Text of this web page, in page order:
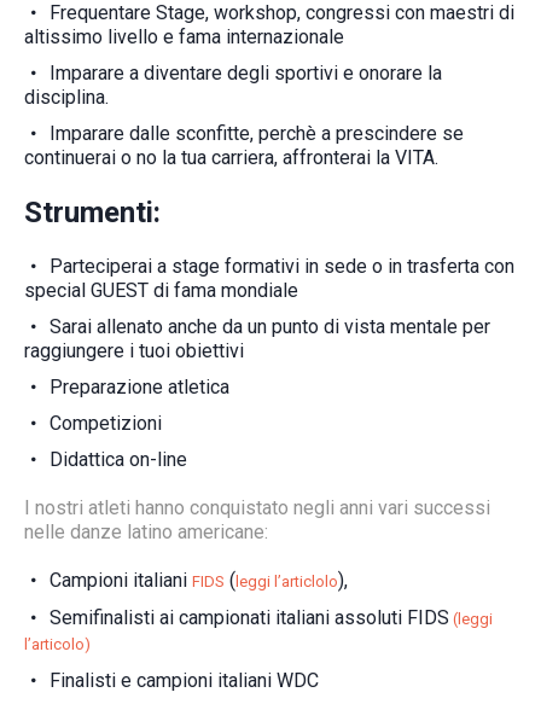
Frequentare Stage, workshop, congressi con maestri di
altissimo livello e fama internazionale
Imparare a diventare degli sportivi e onorare la
disciplina.
Imparare dalle sconfitte, perchè a prescindere se
continuerai o no la tua carriera, affronterai la VITA.
Strumenti:
Parteciperai a stage formativi in sede o in trasferta con
special GUEST di fama mondiale
Sarai allenato anche da un punto di vista mentale per
raggiungere i tuoi obiettivi
Preparazione atletica
Competizioni
Didattica on-line
I nostri atleti hanno conquistato negli anni vari successi
nelle danze latino americane:
Campioni italianiFIDS (leggi l’articlolo),
Semifinalisti ai campionati italiani assoluti FIDS (leggi
l’articolo)
Finalisti e campioni italiani WDC